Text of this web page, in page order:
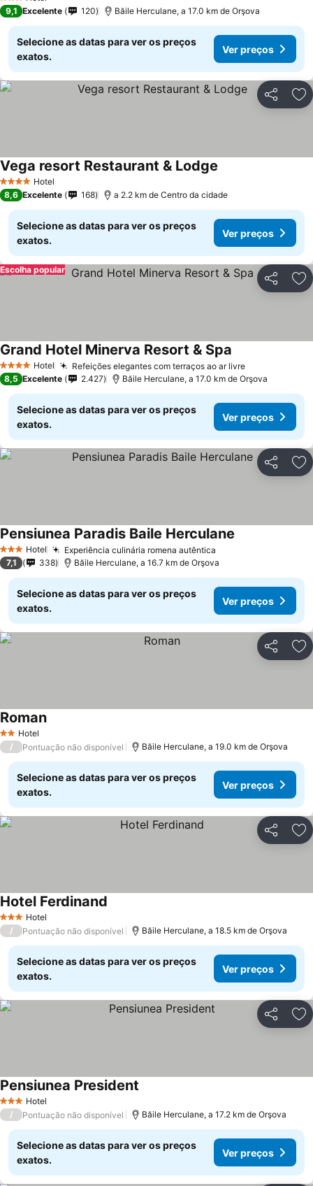
3 Estrelas
9,1 Excelente 120 Băile Herculane, a 17.0 km de Orşova
Selecione as datas para ver os preços
exatos.
Ver preços
Partilhar
4 EstrelasHotel
Vega resort Restaurant & Lodge
8,6 Excelente 168 a 2.2 km de Centro da cidade
Selecione as datas para ver os preços
exatos.
Ver preços
Partilhar
Escolha popular
4 EstrelasHotel Refeições elegantes com terraços ao ar livreVer preços
Grand Hotel Minerva Resort & Spa
8,5 Excelente 2.427 Băile Herculane, a 17.0 km de Orşova
Selecione as datas para ver os preços
exatos.
Ver preços
Partilhar
3 EstrelasHotel Experiência culinária romena autêntica
Pensiunea Paradis Baile Herculane
7,1 338 Băile Herculane, a 16.7 km de Orşova
Selecione as datas para ver os preços
exatos.
Ver preços
Partilhar
2 Estrelas
Hotel
RomanVer preços
/ Pontuação não disponível Băile Herculane, a 19.0 km de Orşova
Selecione as datas para ver os preços
exatos.
Ver preços
Partilhar
3 EstrelasHotel
Hotel Ferdinand
/ Pontuação não disponível Băile Herculane, a 18.5 km de Orşova
Selecione as datas para ver os preços
exatos.
Ver preços
Partilhar
3 EstrelasHotel
Pensiunea President
/ Pontuação não disponível Băile Herculane, a 17.2 km de Orşova
Selecione as datas para ver os preços
exatos.
Ver preços